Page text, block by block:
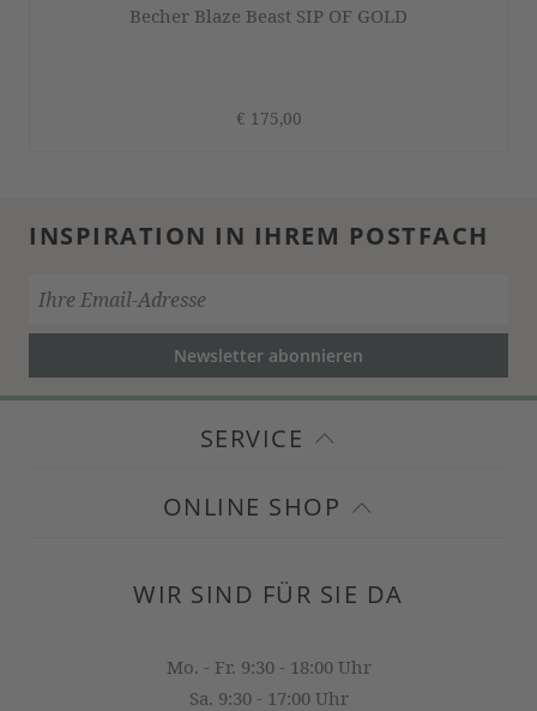
Becher Blaze Beast SIP OF GOLD
€ 175,00
INSPIRATION IN IHREM POSTFACH
Newsletter abonnieren
SERVICE
ONLINE SHOP
WIR SIND FÜR SIE DA
Mo. - Fr. 9:30 - 18:00 Uhr
Sa. 9:30 - 17:00 Uhr